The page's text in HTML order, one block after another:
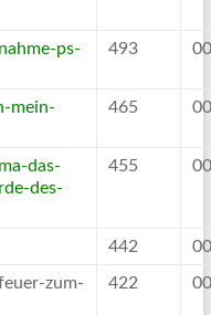
ps-
493
mein-
465
das-
des-
455
442
zum-
422